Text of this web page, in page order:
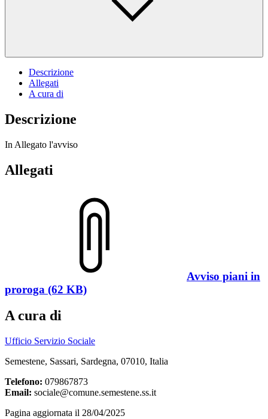
Descrizione
Allegati
A cura di
Descrizione
In Allegato l'avviso
Allegati
Avviso piani in
proroga (62 KB)
A cura di
Ufficio Servizio Sociale
Semestene, Sassari, Sardegna, 07010, Italia
Telefono: 079867873
Email: sociale@comune.semestene.ss.it
Pagina aggiornata il 28/04/2025